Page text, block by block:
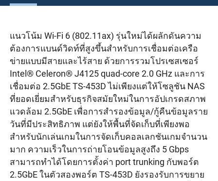
แนวโน้ม Wi-Fi 6 (802.11ax) รุ่นใหม่ได้ผลักดันความ
ต้องการแบนด์วิดท์ที่สูงขึ้นสำหรับการเชื่อมต่อเครือ
ข่ายแบบมีสายและไร้สาย ด้วยการรวมโปรเซสเซอร์
Intel® Celeron® J4125 quad-core 2.0 GHz และการ
เชื่อมต่อ 2.5GbE TS-453D ไม่เพียงแต่ให้โซลูชัน NAS
ที่ยอดเยี่ยมสำหรับธุรกิจสมัยใหม่ในการอัปเกรดสภาพ
แวดล้อม 2.5GbE เพื่อการสำรองข้อมูล/กู้คืนข้อมูลราย
วันที่มีประสิทธิภาพ แต่ยังให้พื้นที่จัดเก็บที่เพียงพอ
สำหรับนักเล่นเกมในการจัดเก็บคอลเลกชันเกมจำนวน
มาก ความเร็วในการถ่ายโอนข้อมูลสูงถึง 5 Gbps
สามารถทำได้โดยการตั้งค่า port trunking กับพอร์ต
2.5GbE ในตัวสองพอร์ต TS-453D ยังรองรับการขยาย